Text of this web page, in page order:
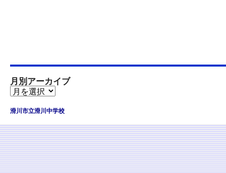
月別アーカイブ
滑川市立滑川中学校